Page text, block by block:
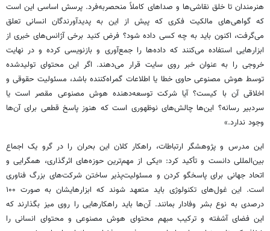
هنرمندان تا خلق نقاشی‌ها و صداهای کاملاً منحصربه‌فرد. پرسش اساسی این است
که گواهی‌های مالکیت فکری که پیش از این به پدیدآورندگان انسانی تعلق
می‌گرفت، اکنون باید به چه کسی داده شود؟ فرض کنید برخی آژانس‌های خبری از
ابزارهایی استفاده می‌کنند که داده‌ها را جمع‌آوری و بازنویسی کرده و در نهایت
خروجی را به عنوان خبر روی سایت قرار می‌دهند. اگر این محتوای تولیدشده
توسط هوش مصنوعی حاوی خطا یا اطلاعات گمراه‌کننده باشد، مسئولیت حقوقی و
اخلاقی آن با کیست؟ آیا شرکت توسعه‌دهنده هوش مصنوعی مقصر است یا
سردبیر رسانه؟ این‌ها چالش‌های نوظهوری است که هنوز پاسخ قطعی برای آن‌ها
وجود ندارد.»
این مدرس و پژوهشگر ارتباطات، راهکار کلان این بحران را در گرو یک اجماع
بین‌المللی دانست و تأکید کرد: «یکی از مهم‌ترین حوزه‌های اثرگذاری، همگرایی و
اتحاد جهانی برای پاسخگو کردن و مسئولیت‌پذیر ساختن شرکت‌های بزرگ فناوری
است. این غول‌های تکنولوژی باید متعهد شوند که ابزارهایشان به صورت ۱۰۰
درصدی به نوع بشر وفادار بمانند. آن‌ها باید راهکارهایی را روی میز بگذارند که
این فضای آشفته و ترکیب مبهم محتوای هوش مصنوعی و محتوای انسانی را